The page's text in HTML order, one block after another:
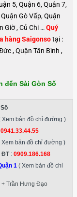
5, Quận 6, Quận 7,
Gò Vấp, Quận
Giờ , Củ Chi …Quý
hàng Saigonsotại :
, Quận Tân Bình ,
đến Sài Gòn Số
Xem bản đồ chỉ đường )
0941.33.44.55
Xem bản đồ chỉ đường )
ĐT: 0909.186.168
1 ( Xem bản đồ chỉ
Trần Hưng Đạo